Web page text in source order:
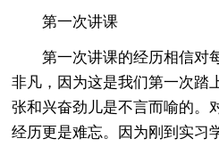
第一次讲课
第一次讲课的经历相信对
非凡，因为这是我们第一次踏
张和兴奋劲儿是不言而喻的。
经历更是难忘。因为刚到实习